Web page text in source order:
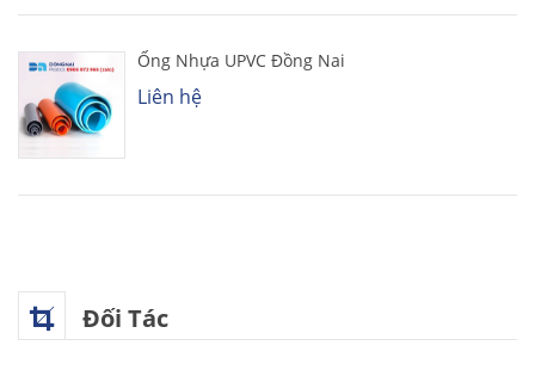
Ống Nhựa UPVC Đồng Nai
Liên hệ
Đối Tác